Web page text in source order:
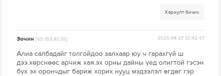
Хариулт бичих
Зочин[59.153.87.35] 2025-04-27 12:42:47
Алиа салбадайг толгойдоо залхаар юу ч гарахгүй ш
дээ.хөрснөөс арчиж хая.эх орны дайны үeд олигтой гэсэн
бүх эх орончдыг бариж хорих нууц мэдээлэл өгдөг гэр